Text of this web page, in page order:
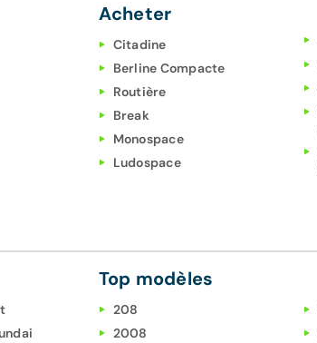
Acheter
Citadine
Berline Compacte
Routière
Break
Monospace
Ludospace
Top modèles
208
2008